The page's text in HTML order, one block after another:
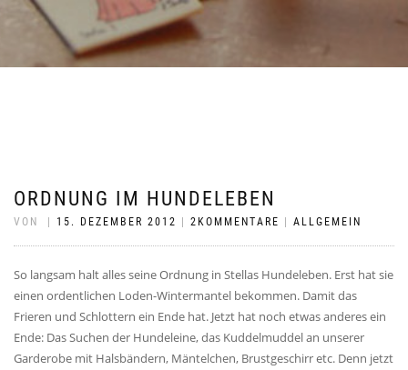
ORDNUNG IM HUNDELEBEN
VON 15. DEZEMBER 2012 2KOMMENTARE ALLGEMEIN
So langsam halt alles seine Ordnung in Stellas Hundeleben. Erst hat sie
einen ordentlichen Loden-Wintermantel bekommen. Damit das
Frieren und Schlottern ein Ende hat. Jetzt hat noch etwas anderes ein
Ende: Das Suchen der Hundeleine, das Kuddelmuddel an unserer
Garderobe mit Halsbändern, Mäntelchen, Brustgeschirr etc. Denn jetzt